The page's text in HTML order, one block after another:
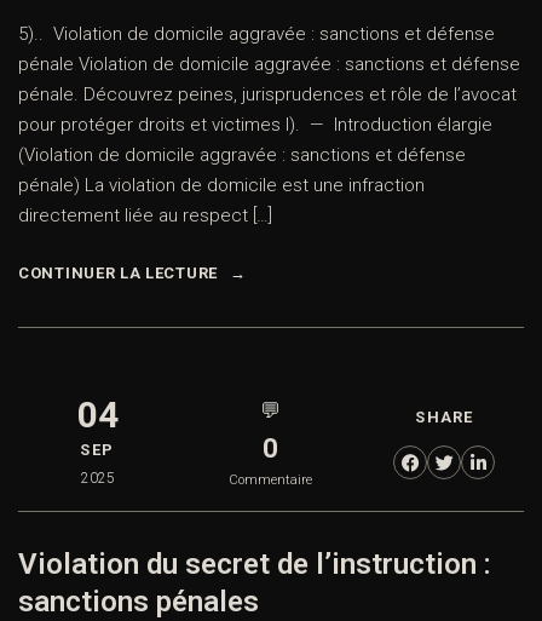
5).. Violation de domicile aggravée : sanctions et défense
pénale Violation de domicile aggravée : sanctions et défense
pénale. Découvrez peines, jurisprudences et rôle de l’avocat
pour protéger droits et victimes I). — Introduction élargie
(Violation de domicile aggravée : sanctions et défense
pénale) La violation de domicile est une infraction
directement liée au respect […]
CONTINUER LA LECTURE
04
SEP
2025
💬
0
Commentaire
SHARE
Violation du secret de l’instruction :
sanctions pénales